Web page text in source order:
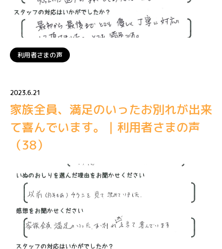
利用者さまの声
2023.6.21
家族全員、満足のいったお別れが出来
て喜んでいます。｜利用者さまの声
（38）